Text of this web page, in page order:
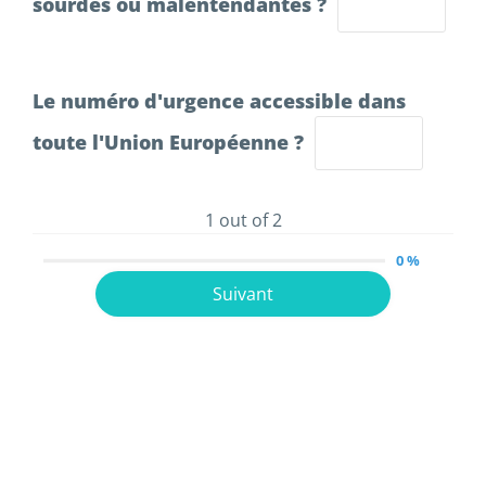
Le numéro d'urgence accessible dans
toute l'Union Européenne ?
1 out of 2
0 %
Suivant